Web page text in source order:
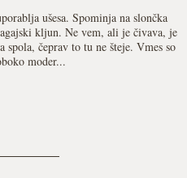
ušesa. Spominja na slončka
kljun. Ne vem, ali je čivava, je
spola, čeprav to tu ne šteje. Vmes so
moder...